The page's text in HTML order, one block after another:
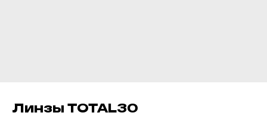
Линзы TOTAL30